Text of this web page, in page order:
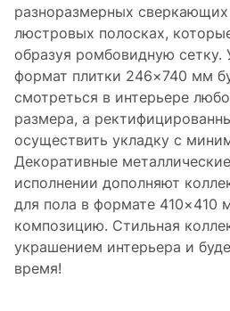
разноразмерных сверкающих
люстровых полосках,
образуя ромбовидную сетку.
формат плитки 246×740 мм
смотреться в интерьере
размера, а
осуществить укладку с
Декоративные
исполнении дополняют
для пола в формате 410×410
композицию. Стильная
украшением интерьера и
время!